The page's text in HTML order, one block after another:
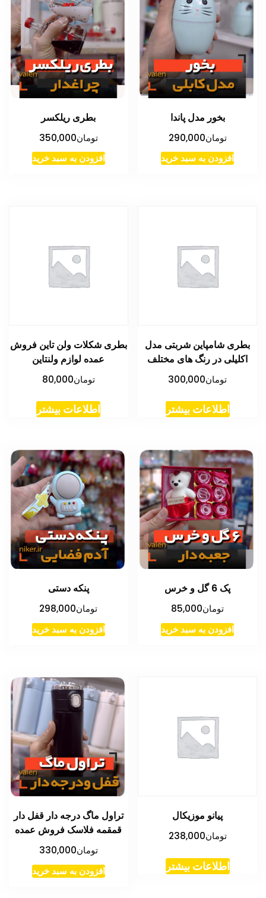
بخور مدل پاندا
تومان290,000
افزودن به سبد خرید
بطری ریلکسر
تومان350,000
افزودن به سبد خرید
بطری شامپاین شربتی مدل
اکلیلی در رنگ های مختلف
تومان300,000
اطلاعات بیشتر
بطری شکلات ولن تاین فروش
عمده لوازم ولنتاین
تومان80,000
اطلاعات بیشتر
پک 6 گل و خرس
تومان85,000
افزودن به سبد خرید
پنکه دستی
تومان298,000
افزودن به سبد خرید
پیانو موزیکال
تومان238,000
اطلاعات بیشتر
تراول ماگ درجه دار قفل دار
قمقمه فلاسک فروش عمده
تومان330,000
افزودن به سبد خرید